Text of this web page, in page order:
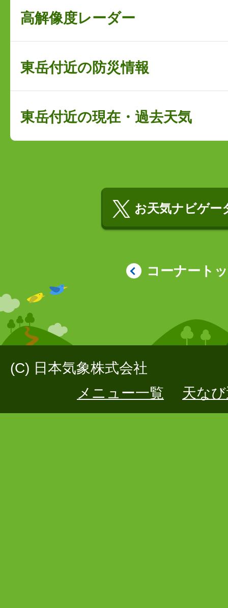
高解像度レーダー
東岳付近の防災情報
東岳付近の現在・過去天気
お天気ナビゲー
コーナート
(C) 日本気象株式会社
メニュー一覧
天な